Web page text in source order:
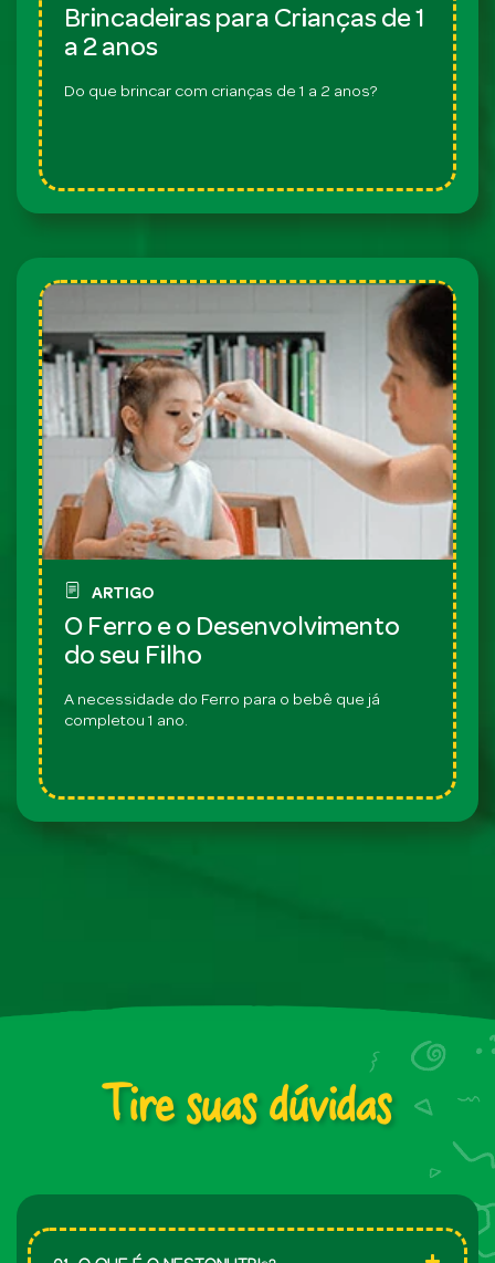
Brincadeiras para Crianças de 1
a 2 anos
Do que brincar com crianças de 1 a 2 anos?
ARTIGO
O Ferro e o Desenvolvimento
do seu Filho
A necessidade do Ferro para o bebê que já
completou 1 ano.
Tire suas dúvidas